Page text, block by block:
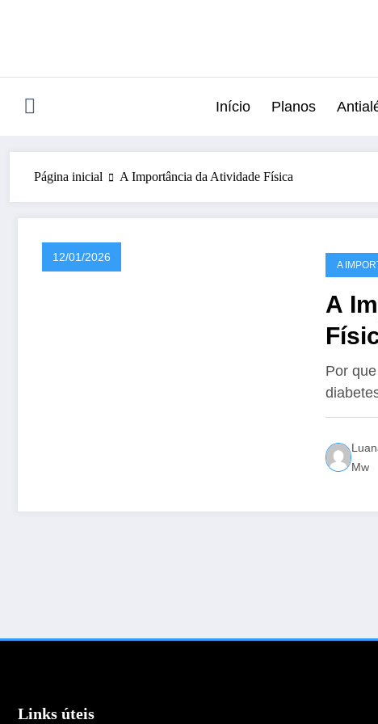
Início Planos
Página inicial A Importância da Atividade Física
12/01/2026
A
A
Por
Mw
Links úteis